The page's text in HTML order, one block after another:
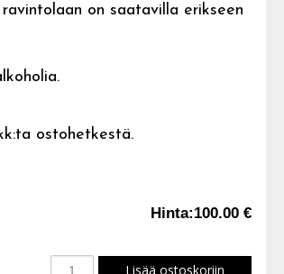
on saatavilla erikseen
ostohetkestä.
Hinta:100.00 €